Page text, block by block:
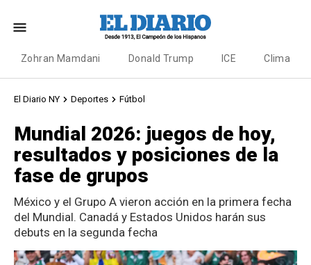
Zohran Mamdani Donald Trump ICE Clima
El Diario NY Deportes Fútbol
Mundial 2026: juegos de hoy,
resultados y posiciones de la
fase de grupos
México y el Grupo A vieron acción en la primera fecha
del Mundial. Canadá y Estados Unidos harán sus
debuts en la segunda fecha